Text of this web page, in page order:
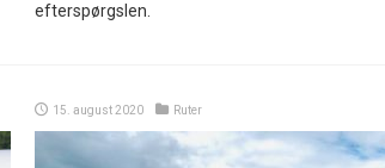
efterspørgslen.
15. august 2020 Ruter